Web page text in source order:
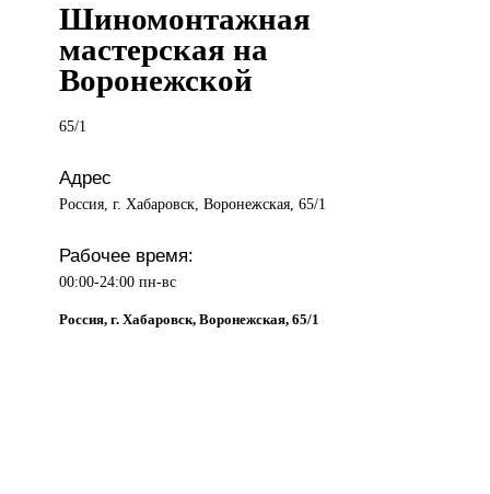
Шиномонтажная
мастерская на
Воронежской
65/1
Адрес
Россия, г. Хабаровск, Воронежская, 65/1
Рабочее время:
00:00-24:00 пн-вс
Россия, г. Хабаровск, Воронежская, 65/1